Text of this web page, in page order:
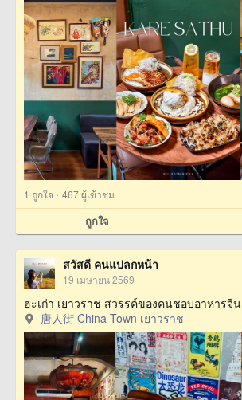
1 ถูกใจ · 467 ผู้เข้าชม
ถูกใจ
สวัสดี คนแปลกหน้า
19 เมษายน 2569
ฮะเก๋า เยาวราช สวรรค์ของคนชอบอาหารจีน
唐人街 China Town เยาวราช